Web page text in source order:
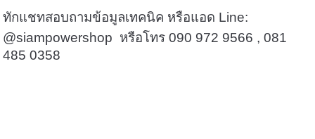
ทักแชทสอบถามข้อมูลเทคนิค หรือแอด Line:
@siampowershop หรือโทร 090 972 9566 , 081
485 0358